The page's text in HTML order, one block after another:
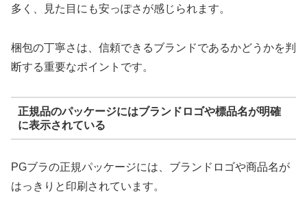
多く、見た目にも安っぽさが感じられます。
梱包の丁寧さは、信頼できるブランドであるかどうかを判
断する重要なポイントです。
正規品のパッケージにはブランドロゴや標品名が明確
に表示されている
PGブラの正規パッケージには、ブランドロゴや商品名が
はっきりと印刷されています。